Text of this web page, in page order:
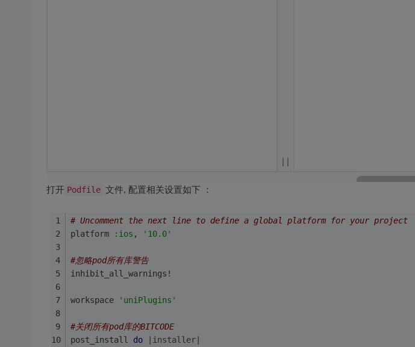
打开 Podfile 文件, 配置相关设置如下 ：
# Uncomment the next line to define a global platform for your project
platform
:ios , '10.0'
#忽略pod所有库警告
inhibit_all_warnings!
workspace 'uniPlugins'
#关闭所有pod库的BITCODE
post_install do |installer|